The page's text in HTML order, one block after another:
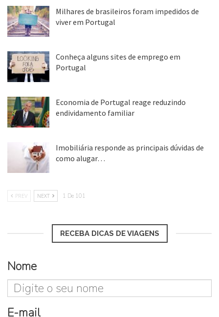
Milhares de brasileiros foram impedidos de
viver em Portugal
Conheça alguns sites de emprego em
Portugal
Economia de Portugal reage reduzindo
endividamento familiar
Imobiliária responde as principais dúvidas de
como alugar…
PREV NEXT 1 De 101
RECEBA DICAS DE VIAGENS
Nome
E-mail